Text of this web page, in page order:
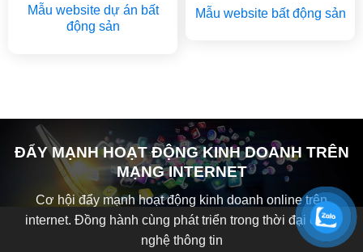
Mẫu website dự án bất
động sản
Mẫu website bất động sản
ĐẨY MẠNH HOẠT ĐỘNG KINH DOANH TRÊN
MẠNG INTERNET
Cơ hội đẩy mạnh hoạt động kinh doanh online trên
internet. Đồng hành cùng phát triển trong thời đại công
nghệ thông tin